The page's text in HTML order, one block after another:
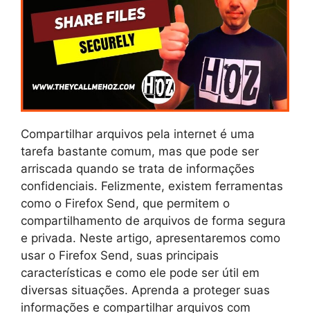
Compartilhar arquivos pela internet é uma
tarefa bastante comum, mas que pode ser
arriscada quando se trata de informações
confidenciais. Felizmente, existem ferramentas
como o Firefox Send, que permitem o
compartilhamento de arquivos de forma segura
e privada. Neste artigo, apresentaremos como
usar o Firefox Send, suas principais
características e como ele pode ser útil em
diversas situações. Aprenda a proteger suas
informações e compartilhar arquivos com